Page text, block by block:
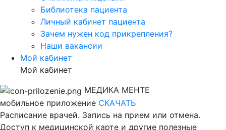
Библиотека пациента
Личный кабинет пациента
Зачем нужен код прикрепления?
Наши вакансии
Мой кабинет
Мой кабинет
МЕДИКА МЕНТЕ
мобильное приложение СКАЧАТЬ
Расписание врачей. Запись на прием или отмена.
Доступ к медицинской карте и другие полезные